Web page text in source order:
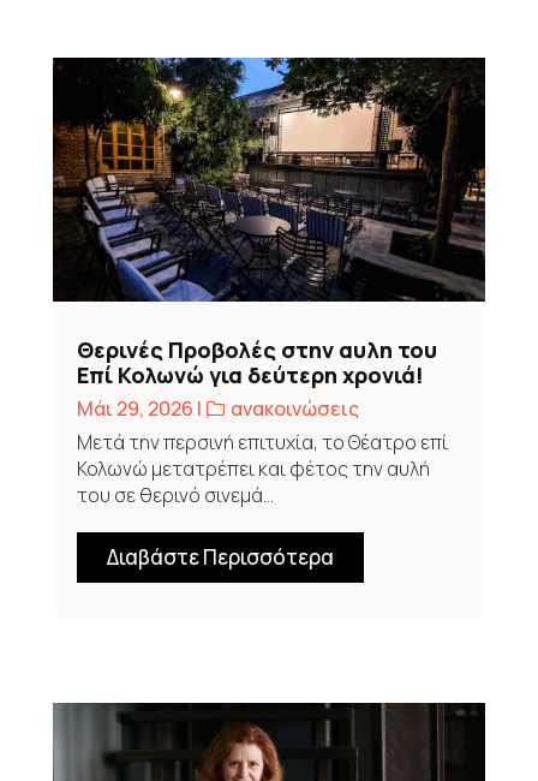
Θερινές Προβολές στην αυλη του
Επί Κολωνώ για δεύτερη χρονιά!
Μάι 29, 2026 | ,
ανακοινώσεις
Μετά την περσινή επιτυχία, το Θέατρο επί
Κολωνώ μετατρέπει και φέτος την αυλή
του σε θερινό σινεμά...
Διαβάστε Περισσότερα